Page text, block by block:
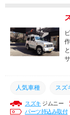
取付
タイヤ交換専門店
人気車種 スズ
持込タイヤ 持
スズキ ジムニー
パーツ持込み取付